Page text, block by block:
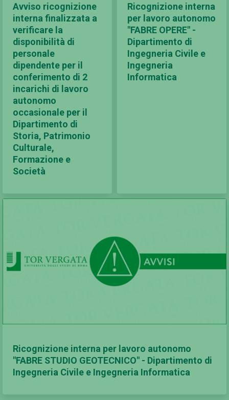
Avviso ricognizione
interna finalizzata a
verificare la
disponibilità di
personale
dipendente per il
conferimento di 2
incarichi di lavoro
autonomo
occasionale per il
Dipartimento di
Storia, Patrimonio
Culturale,
Formazione e
Società
Ricognizione interna
per lavoro autonomo
"FABRE OPERE" -
Dipartimento di
Ingegneria Civile e
Ingegneria
Informatica
Ricognizione interna per lavoro autonomo
"FABRE STUDIO GEOTECNICO" - Dipartimento di
Ingegneria Civile e Ingegneria Informatica